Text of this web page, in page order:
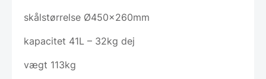
skålstørrelse Ø450x260mm
kapacitet 41L – 32kg dej
vægt 113kg